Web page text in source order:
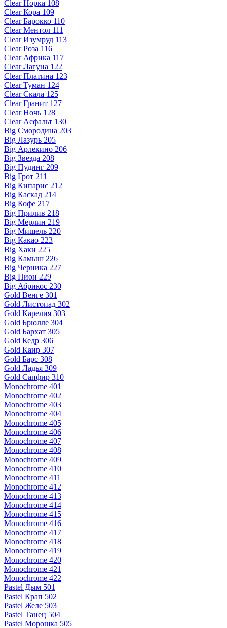
Clear Норка 108
Clear Кора 109
Clear Барокко 110
Clear Ментол 111
Clear Изумруд 113
Clear Роза 116
Clear Африка 117
Clear Лагуна 122
Clear Платина 123
Clear Туман 124
Clear Скала 125
Clear Гранит 127
Clear Ночь 128
Clear Асфальт 130
Big Смородина 203
Big Лазурь 205
Big Арлекино 206
Big Звезда 208
Big Пудинг 209
Big Грот 211
Big Кипарис 212
Big Каскад 214
Big Кофе 217
Big Прилив 218
Big Мерлин 219
Big Мишель 220
Big Какао 223
Big Хаки 225
Big Камыш 226
Big Черника 227
Big Пион 229
Big Абрикос 230
Gold Венге 301
Gold Листопад 302
Gold Карелия 303
Gold Брюлле 304
Gold Бархат 305
Gold Кедр 306
Gold Каир 307
Gold Барс 308
Gold Ладья 309
Gold Сапфир 310
Monochrome 401
Monochrome 402
Monochrome 403
Monochrome 404
Monochrome 405
Monochrome 406
Monochrome 407
Monochrome 408
Monochrome 409
Monochrome 410
Monochrome 411
Monochrome 412
Monochrome 413
Monochrome 414
Monochrome 415
Monochrome 416
Monochrome 417
Monochrome 418
Monochrome 419
Monochrome 420
Monochrome 421
Monochrome 422
Pastel Дым 501
Pastel Крап 502
Pastel Желе 503
Pastel Танец 504
Pastel Морошка 505